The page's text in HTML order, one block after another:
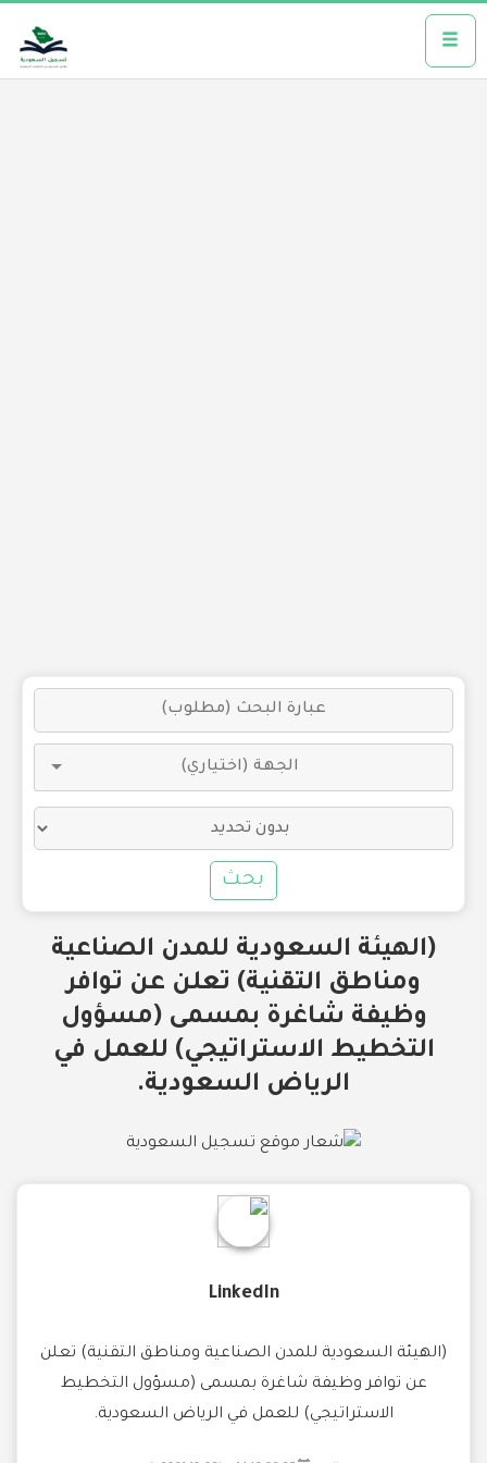
بحث
(الهيئة السعودية للمدن الصناعية
ومناطق التقنية) تعلن عن توافر
وظيفة شاغرة بمسمى (مسؤول
التخطيط الاستراتيجي) للعمل في
الرياض السعودية.
LinkedIn
(الهيئة السعودية للمدن الصناعية ومناطق التقنية) تعلن
عن توافر وظيفة شاغرة بمسمى (مسؤول التخطيط
الاستراتيجي) للعمل في الرياض السعودية.